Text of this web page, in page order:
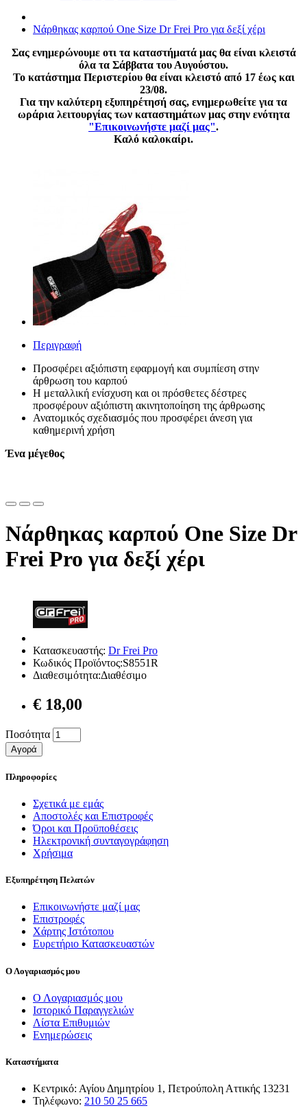
Νάρθηκας καρπού Οne Size Dr Frei Pro για δεξί χέρι
Σας ενημερώνουμε οτι τα καταστήματά μας θα είναι κλειστά
όλα τα Σάββατα του Αυγούστου.
Το κατάστημα Περιστερίου θα είναι κλειστό από 17 έως και
23/08.
Για την καλύτερη εξυπηρέτησή σας, ενημερωθείτε για τα
ωράρια λειτουργίας των καταστημάτων μας στην ενότητα
"Επικοινωνήστε μαζί μας".
Καλό καλοκαίρι.
Περιγραφή
Προσφέρει αξιόπιστη εφαρμογή και συμπίεση στην
άρθρωση του καρπού
Η μεταλλική ενίσχυση και οι πρόσθετες δέστρες
προσφέρουν αξιόπιστη ακινητοποίηση της άρθρωσης
Ανατομικός σχεδιασμός που προσφέρει άνεση για
καθημερινή χρήση
Ένα μέγεθος
Νάρθηκας καρπού Οne Size Dr
Frei Pro για δεξί χέρι
Κατασκευαστής: Dr Frei Pro
Κωδικός Προϊόντος:S8551R
Διαθεσιμότητα:Διαθέσιμο
€ 18,00
Ποσότητα
Αγορά
Πληροφορίες
Σχετικά με εμάς
Αποστολές και Επιστροφές
Όροι και Προϋποθέσεις
Ηλεκτρονική συνταγογράφηση
Χρήσιμα
Εξυπηρέτηση Πελατών
Επικοινωνήστε μαζί μας
Επιστροφές
Χάρτης Ιστότοπου
Ευρετήριο Κατασκευαστών
Ο Λογαριασμός μου
Ο Λογαριασμός μου
Ιστορικό Παραγγελιών
Λίστα Επιθυμιών
Ενημερώσεις
Καταστήματα
Κεντρικό: Αγίου Δημητρίου 1, Πετρούπολη Αττικής 13231
Τηλέφωνο: 210 50 25 665